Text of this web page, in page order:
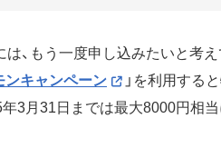
、もう一度申し込みたいと考
ンキャンペーン
」を利用する
3月31日までは最大8000円相当